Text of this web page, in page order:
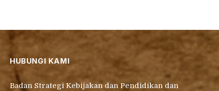
HUBUNGI KAMI
Badan Strategi Kebijakan dan Pendidikan dan